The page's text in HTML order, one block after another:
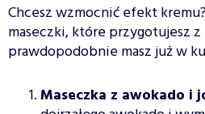
Chcesz wzmocnić efekt
maseczki, które przygotujesz
prawdopodobnie masz już w
Maseczka z awokado i